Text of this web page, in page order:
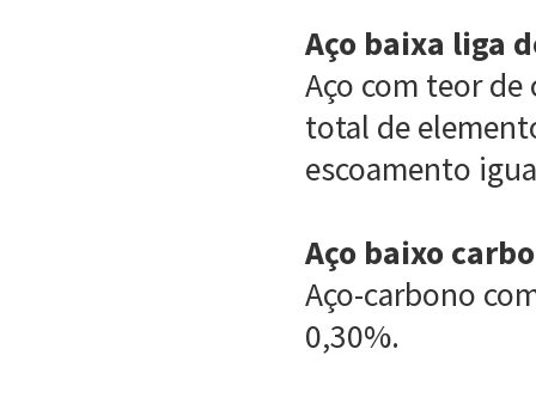
Aço baixa liga
Aço com teor
total de
escoamento
Aço baixo
Aço-carbono
0,30%.